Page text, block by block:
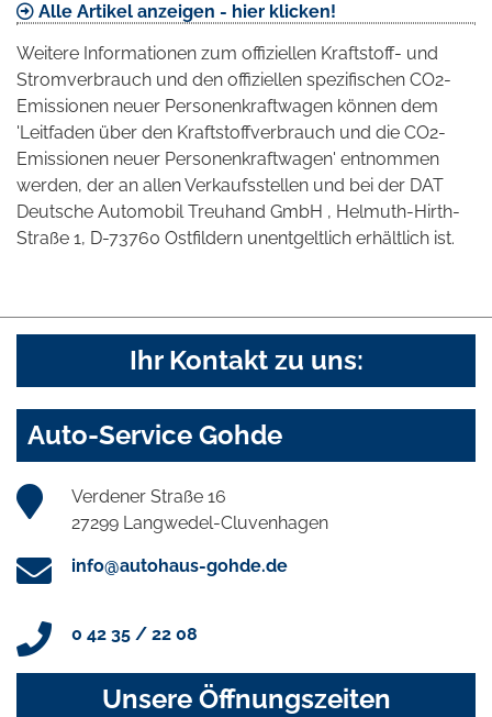
Alle Artikel anzeigen - hier klicken!
Weitere Informationen zum offiziellen Kraftstoff- und
Stromverbrauch und den offiziellen spezifischen CO2-
Emissionen neuer Personenkraftwagen können dem
'Leitfaden über den Kraftstoffverbrauch und die CO2-
Emissionen neuer Personenkraftwagen' entnommen
werden, der an allen Verkaufsstellen und bei der DAT
Deutsche Automobil Treuhand GmbH , Helmuth-Hirth-
Straße 1, D-73760 Ostfildern unentgeltlich erhältlich ist.
Ihr Kontakt zu uns:
Auto-Service Gohde
Verdener Straße 16
27299 Langwedel-Cluvenhagen
info@autohaus-gohde.de
0 42 35 / 22 08
Unsere Öffnungszeiten